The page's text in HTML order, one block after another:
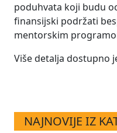
poduhvata koji budu
finansijski podržati
mentorskim
Više detalja dostupno
NAJNOVIJE IZ